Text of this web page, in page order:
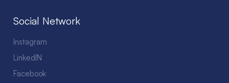
Social Network
Instagram
LinkedIN
Facebook